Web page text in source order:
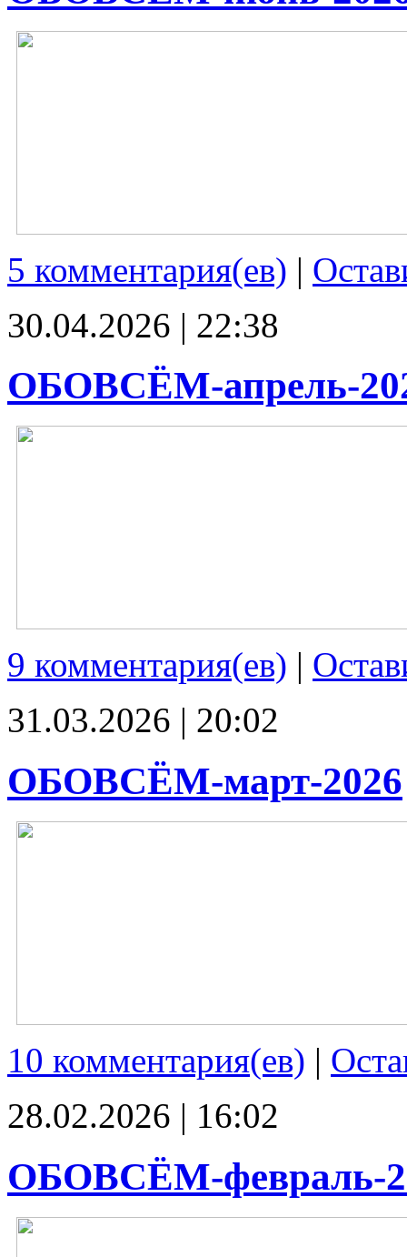
5 комментария(ев) |
30.04.2026 | 22:38
ОБОВСЁМ-апрель-
9 комментария(ев) |
31.03.2026 | 20:02
ОБОВСЁМ-март-2026
10 комментария(ев) |
28.02.2026 | 16:02
ОБОВСЁМ-февраль-